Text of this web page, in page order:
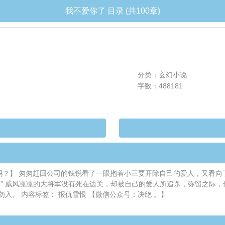
我不爱你了 目录 (共100章)
分类：玄幻小说
字数：488181
】 匆匆赶回公司的钱锐看了一眼抱着小三要开除自己的爱人，又看
威风凛凛的大将军没有死在边关，却被自己的爱人所追杀，弥留之
。 内容标签： 报仇雪恨 【微信公众号：决绝 。】